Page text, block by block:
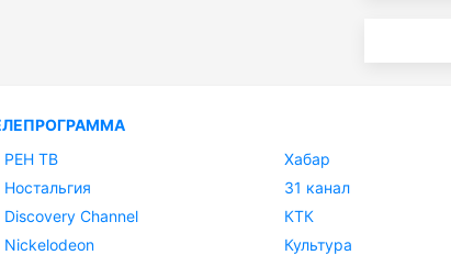
РЕН ТВ
Ностальгия
Discovery Channel
Nickelodeon
Хабар
31 канал
КТК
Культура